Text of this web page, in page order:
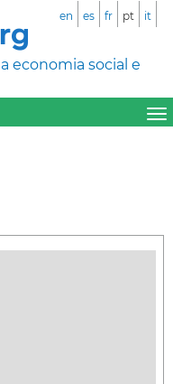
economia social e
en es fr pt it